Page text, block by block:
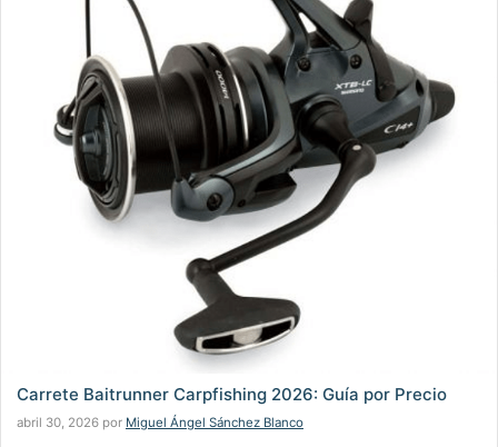
Carrete Baitrunner Carpfishing 2026: Guía por Precio
abril 30, 2026 por Miguel Ángel Sánchez Blanco